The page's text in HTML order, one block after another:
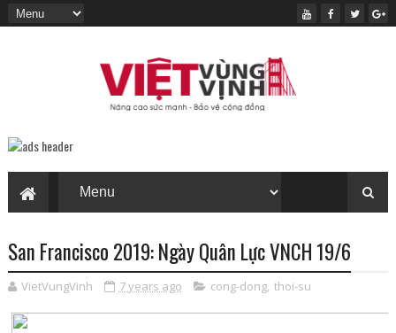
San Francisco 2019: Ngày Quân Lực VNCH 19/6
VietVungVinh 7 years ago cong-dong, thoi-su